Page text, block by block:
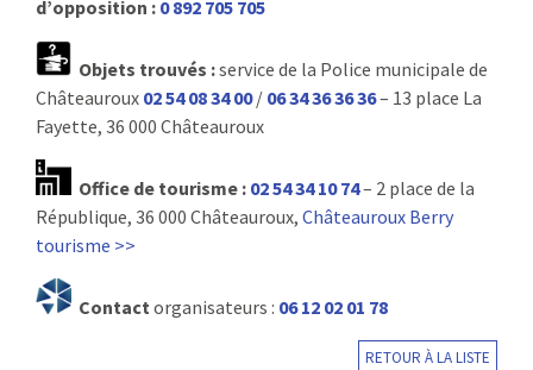
d’opposition : 0 892 705 705
Objets trouvés :service de la Police municipale de
Châteauroux 02 54 08 34 00/ 06 34 36 36 36– 13 place La
Fayette, 36 000 Châteauroux
Office de tourisme : 02 54 34 10 74– 2 place de la
République, 36 000 Châteauroux, Châteauroux Berry
tourisme >>
Contact organisateurs : 06 12 02 01 78
RETOUR À LA LISTE